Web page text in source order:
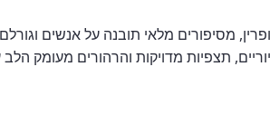
מסיפורים מלאי תובנה על אנשים
תצפיות מדויקות והרהורים מעומק